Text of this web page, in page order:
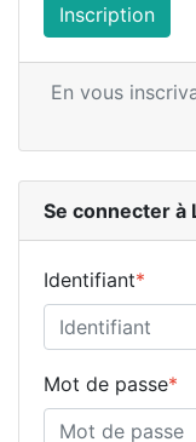
Inscription
En vous
Se connecter à
Identifiant*
Mot de passe*